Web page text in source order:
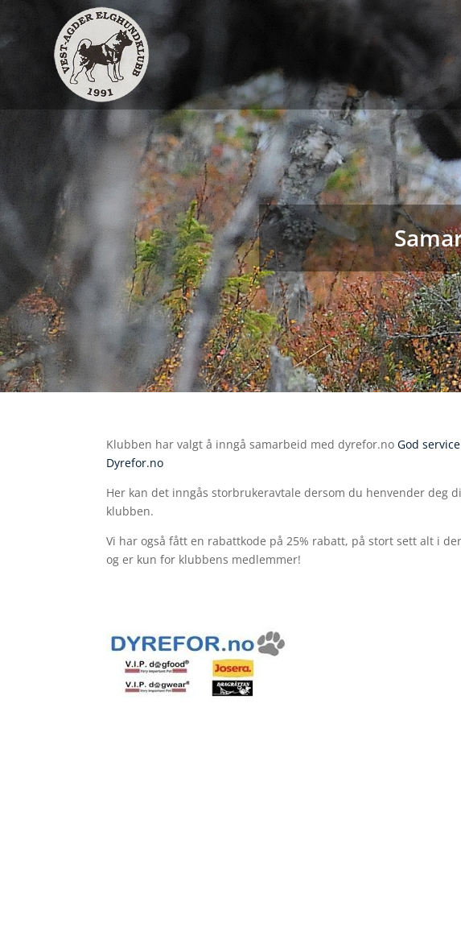
Klubben har valgt å inngå samarbeid med dyrefor.no God
Dyrefor.no
Her kan det inngås storbrukeravtale dersom du henvender deg
klubben.
Vi har også fått en rabattkode på 25% rabatt, på stort sett alt i
og er kun for klubbens medlemmer!